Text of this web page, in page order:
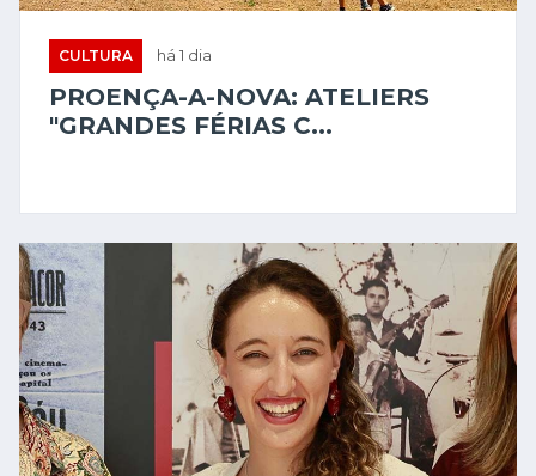
CULTURA há 1 dia
PROENÇA-A-NOVA: ATELIERS
"GRANDES FÉRIAS C...